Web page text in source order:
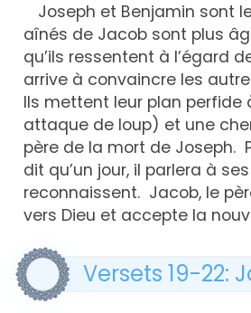
Joseph et Benjamin sont
aînés de Jacob sont plus
qu’ils ressentent à l’égard
arrive à convaincre les
Ils mettent leur plan perfide
attaque de loup) et une
père de la mort de Joseph.
dit qu’un jour, il parlera à
reconnaissent. Jacob, le
vers Dieu et accepte la
Versets 19-22: